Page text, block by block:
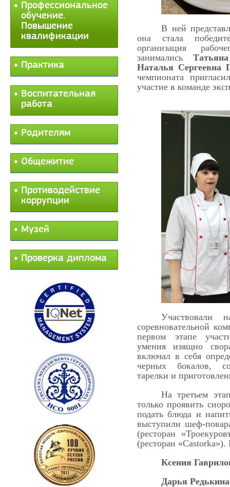
Профессиональное
обучение.
Повышение
квалификации
Практика
Воспитательная
работа
Родителям
Общежитие
Противодействие
коррупции
Музей
Проверка диплома
В ней
она стала
организация
занимались
Наталья Сергеевна
чемпионата
участие в команде
соревновательной
первом этапе
умения изящно
включал в себя
черных бокалов,
тарелки и
На третьем
только проявить
подать блюда и
выступили шеф-
(ресторан
(ресторан
Ксения
Дарья Редькина